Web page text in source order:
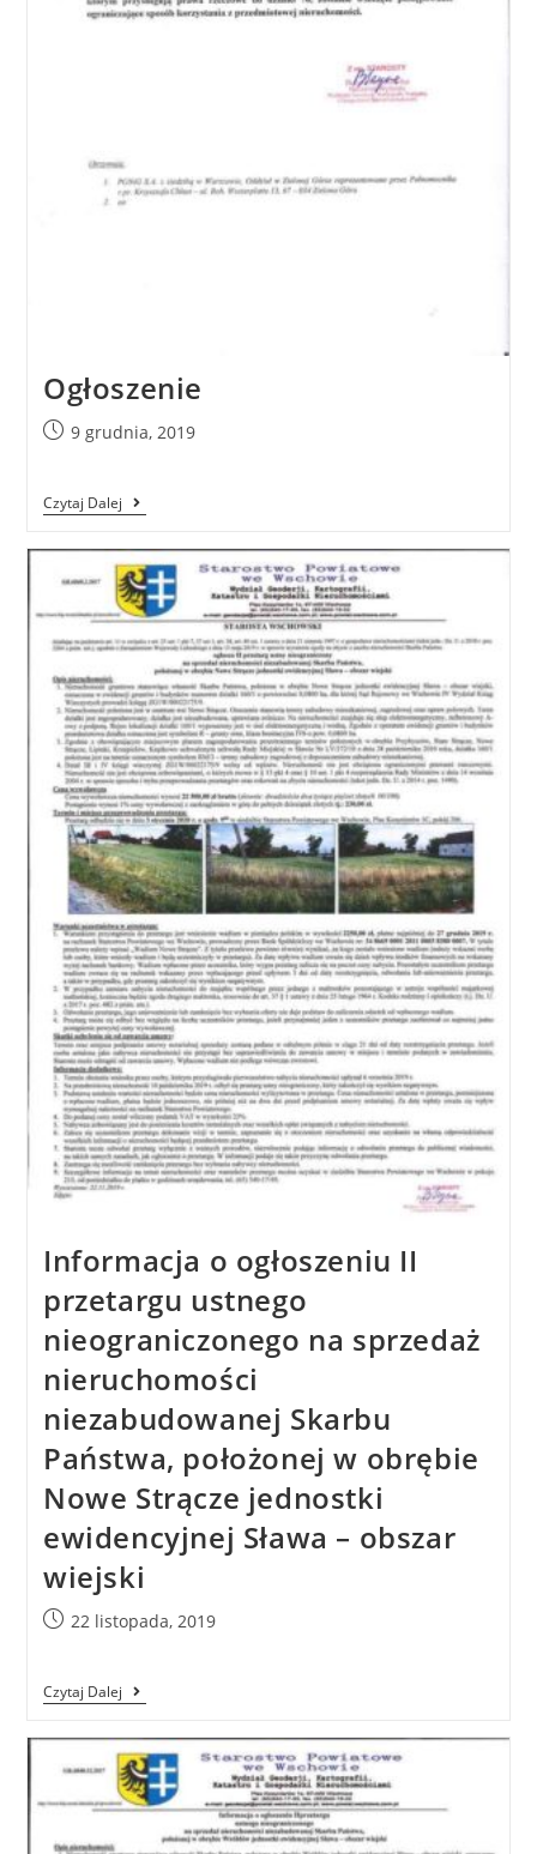
Ogłoszenie
9 grudnia, 2019
Czytaj Dalej
Informacja o ogłoszeniu II
przetargu ustnego
nieograniczonego na sprzedaż
nieruchomości
niezabudowanej Skarbu
Państwa, położonej w obrębie
Nowe Strącze jednostki
ewidencyjnej Sława – obszar
wiejski
22 listopada, 2019
Czytaj Dalej